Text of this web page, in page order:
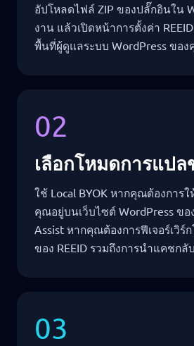
อัปโหลดไฟล์ ZIP ของปลั๊กอินใน
งาน แล้วเปิดหน้าการตั้งค่า
พื้นที่ผู้ดูแลระบบ WordPress ขอ
02
เลือกโหมดการแป
ใช้ Local BYOK หากคุณต้องการ
คุณอยู่บนเว็บไซต์ WordPress ข
Assist หากคุณต้องการฟีเจอร์เวิ
ของ REEID รวมถึงการนำแคชก
03